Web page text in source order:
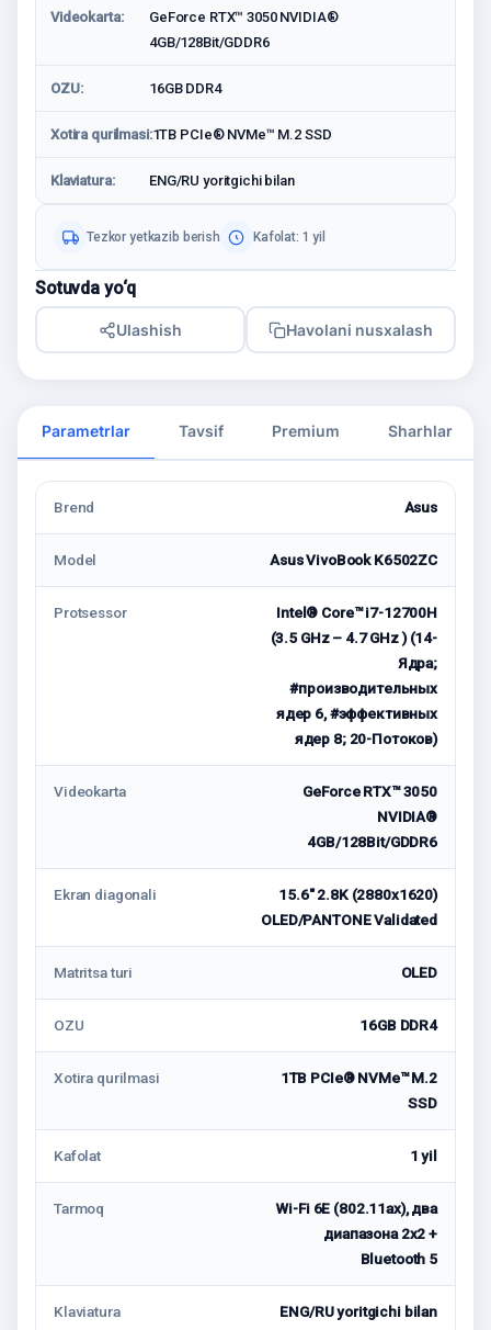
Videokarta:
GeForce RTX™ 3050 NVIDIA®
4GB/128Bit/GDDR6
OZU: 16GB DDR4
Xotira qurilmasi:1TB PCIe® NVMe™ M.2 SSD
Klaviatura: ENG/RU yoritgichi bilan
Tezkor yetkazib berish Kafolat: 1 yil
Sotuvda yo‘q
Ulashish Havolani nusxalash
Parametrlar Tavsif Premium Sharhlar
Brend Asus
Model Asus VivoBook K6502ZC
Protsessor
Intel® Core™ i7-12700H
(3.5 GHz – 4.7 GHz ) (14-
Ядра;
#производительных
ядер 6, #эффективных
ядер 8; 20-Потоков)
Videokarta
GeForce RTX™ 3050
NVIDIA®
4GB/128Bit/GDDR6
Ekran diagonali
15.6" 2.8K (2880x1620)
OLED/PANTONE Validated
Matritsa turi OLED
OZU 16GB DDR4
Xotira qurilmasi
1TB PCIe® NVMe™ M.2
SSD
Kafolat 1 yil
Tarmoq
Wi-Fi 6E (802.11ax), два
диапазона 2х2 +
Bluetooth 5
Klaviatura ENG/RU yoritgichi bilan